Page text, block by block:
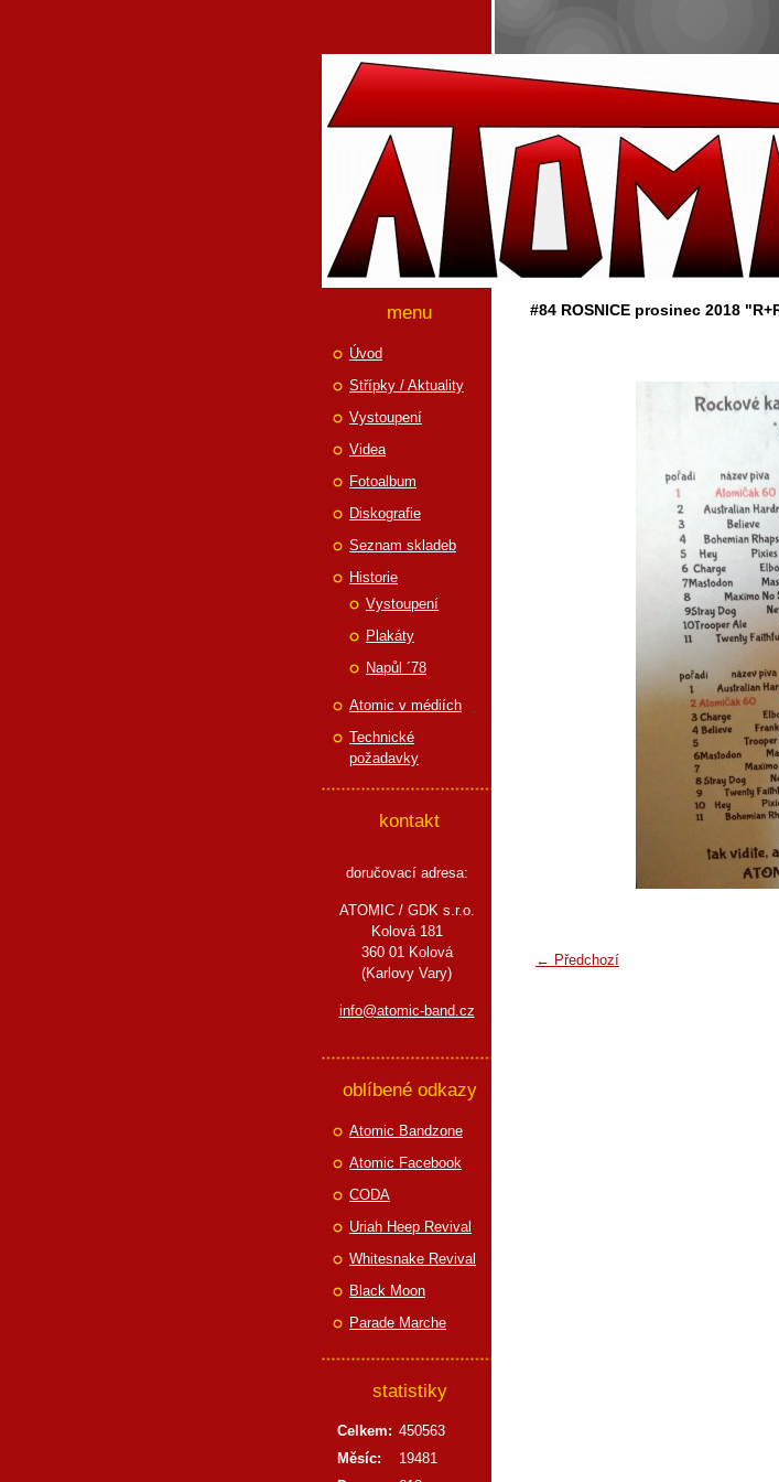
#84 ROSNICE prosinec 2018
← Předchozí
menu
Úvod
Střípky / Aktuality
Vystoupení
Videa
Fotoalbum
Diskografie
Seznam skladeb
Historie
Vystoupení
Plakáty
Napůl ´78
Atomic v médiích
Technické
požadavky
kontakt
doručovací adresa:
ATOMIC / GDK s.r.o.
Kolová 181
360 01 Kolová
(Karlovy Vary)
info@atomic-band.cz
oblíbené odkazy
Atomic Bandzone
Atomic Facebook
CODA
Uriah Heep Revival
Whitesnake Revival
Black Moon
Parade Marche
statistiky
Celkem: 450563
Měsíc:
19481